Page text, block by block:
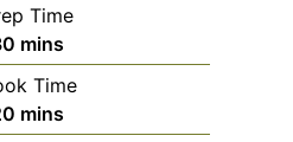
Time
minutes
mins
Time
minutes
mins